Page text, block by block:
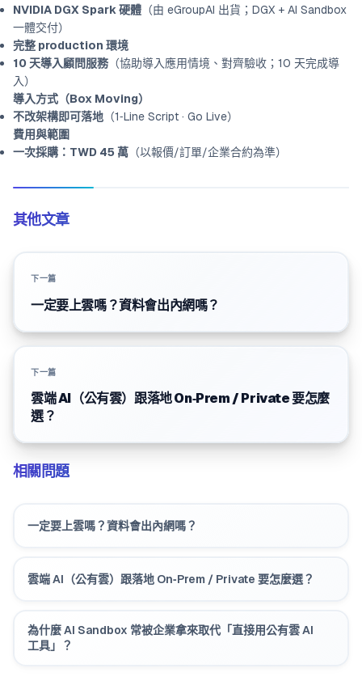
NVIDIA DGX Spark 硬體 （由 eGroupAI 出貨；DGX + AI Sandbox
一體交付）
完整 production 環境
10 天導入顧問服務 （協助導入應用情境、對齊驗收；10 天完成導
入）
導入方式（Box Moving）
不改架構即可落地 （1‑Line Script · Go Live）
費用與範圍
一次採購：TWD 45 萬 （以報價/訂單/企業合約為準）
其他文章
下一篇
一定要上雲嗎？資料會出內網嗎？
下一篇
雲端 AI（公有雲）跟落地 On‑Prem / Private 要怎麼
選？
相關問題
一定要上雲嗎？資料會出內網嗎？
雲端 AI（公有雲）跟落地 On‑Prem / Private 要怎麼選？
為什麼 AI Sandbox 常被企業拿來取代「直接用公有雲 AI
工具」？